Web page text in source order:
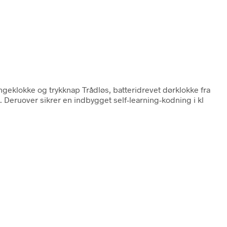
og trykknap Trådløs, batteridrevet dørklokke fra
sikrer en indbygget self-learning-kodning i kl